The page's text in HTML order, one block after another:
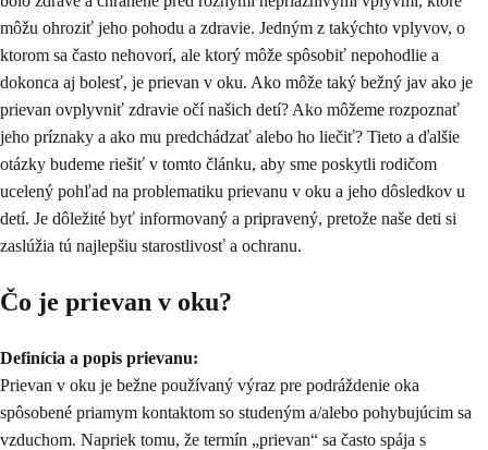
môžu ohroziť jeho pohodu a zdravie. Jedným z takýchto vplyvov, o
ktorom sa často nehovorí, ale ktorý môže spôsobiť nepohodlie a
dokonca aj bolesť, je prievan v oku. Ako môže taký bežný jav ako je
prievan ovplyvniť zdravie očí našich detí? Ako môžeme rozpoznať
jeho príznaky a ako mu predchádzať alebo ho liečiť? Tieto a ďalšie
otázky budeme riešiť v tomto článku, aby sme poskytli rodičom
ucelený pohľad na problematiku prievanu v oku a jeho dôsledkov u
detí. Je dôležité byť informovaný a pripravený, pretože naše deti si
zaslúžia tú najlepšiu starostlivosť a ochranu.
Čo je prievan v oku?
Definícia a popis prievanu:
Prievan v oku je bežne používaný výraz pre podráždenie oka
spôsobené priamym kontaktom so studeným a/alebo pohybujúcim sa
vzduchom. Napriek tomu, že termín „prievan“ sa často spája s